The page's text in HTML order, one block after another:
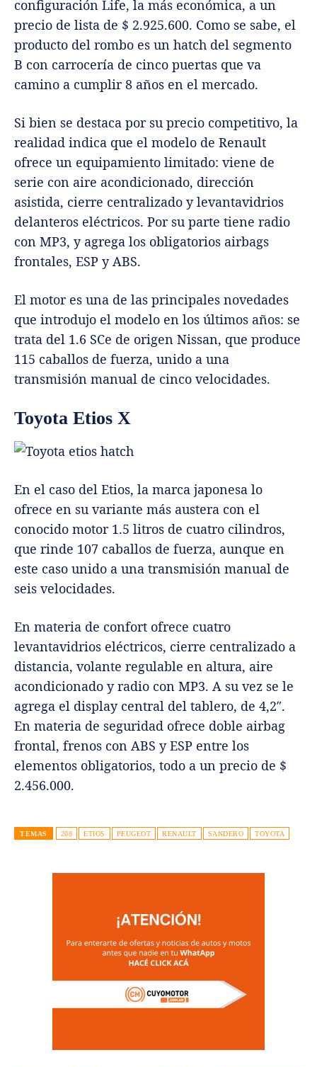
configuración Life, la más económica, a un
precio de lista de $ 2.925.600. Como se sabe, el
producto del rombo es un hatch del segmento
B con carrocería de cinco puertas que va
camino a cumplir 8 años en el mercado.
Si bien se destaca por su precio competitivo, la
realidad indica que el modelo de Renault
ofrece un equipamiento limitado: viene de
serie con aire acondicionado, dirección
asistida, cierre centralizado y levantavidrios
delanteros eléctricos. Por su parte tiene radio
con MP3, y agrega los obligatorios airbags
frontales, ESP y ABS.
El motor es una de las principales novedades
que introdujo el modelo en los últimos años: se
trata del 1.6 SCe de origen Nissan, que produce
115 caballos de fuerza, unido a una
transmisión manual de cinco velocidades.
Toyota Etios X
En el caso del Etios, la marca japonesa lo
ofrece en su variante más austera con el
conocido motor 1.5 litros de cuatro cilindros,
que rinde 107 caballos de fuerza, aunque en
este caso unido a una transmisión manual de
seis velocidades.
En materia de confort ofrece cuatro
levantavidrios eléctricos, cierre centralizado a
distancia, volante regulable en altura, aire
acondicionado y radio con MP3. A su vez se le
agrega el display central del tablero, de 4,2″.
En materia de seguridad ofrece doble airbag
frontal, frenos con ABS y ESP entre los
elementos obligatorios, todo a un precio de $
2.456.000.
TEMAS 208 ETIOS PEUGEOT RENAULT SANDERO TOYOTA